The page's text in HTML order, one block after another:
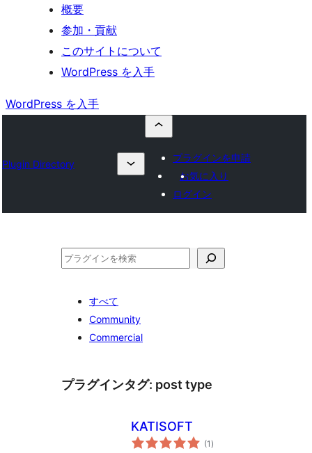
概要
参加・貢献
このサイトについて
WordPress を入手
WordPress を入手
Plugin Directory
プラグインを申請
お気に入り
ログイン
検
すべて
Community
Commercial
プラグインタグ: post type
KATISOFT
(1 個
の)